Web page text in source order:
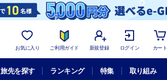
お気に入り ご利用ガイド 新規登録 ログイン カート
旅先を探す ランキング 特集 取り組み